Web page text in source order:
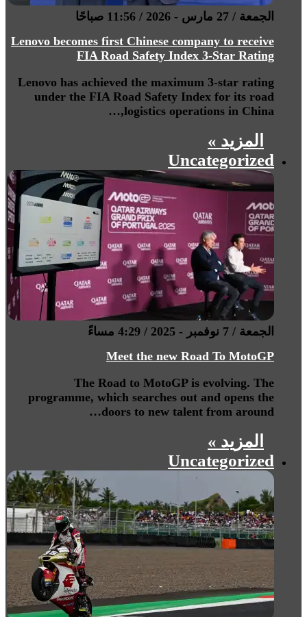
الجمعة / 27 مارس - 2026 / 11:56 صباحًا
Lenovo becomes first Chinese company to receive
FIA Road Safety Index 3-Star Rating
Lenovo has achieved the maximum 3-star rating
under the FIA Road Safety Index for its road
logistics operations in China,…
المزيد »
Uncategorized
الجمعة / 7 نوفمبر - 2025 / 4:29 مساءً
Meet the new Road To MotoGP
The Road to MotoGP is evolving. The
programme, which searches out and opens the
doors to new talent from around…
المزيد »
Uncategorized